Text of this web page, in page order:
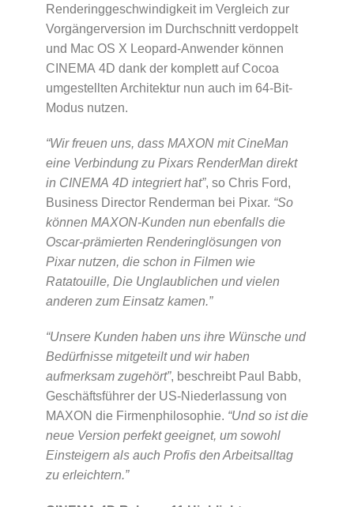
Renderinggeschwindigkeit im Vergleich zur
Vorgängerversion im Durchschnitt verdoppelt
und Mac OS X Leopard-Anwender können
CINEMA 4D dank der komplett auf Cocoa
umgestellten Architektur nun auch im 64-Bit-
Modus nutzen.
“Wir freuen uns, dass MAXON mit CineMan
eine Verbindung zu Pixars RenderMan direkt
in CINEMA 4D integriert hat”, so Chris Ford,
Business Director Renderman bei Pixar. “So
können MAXON-Kunden nun ebenfalls die
Oscar-prämierten Renderinglösungen von
Pixar nutzen, die schon in Filmen wie
Ratatouille, Die Unglaublichen und vielen
anderen zum Einsatz kamen.”
“Unsere Kunden haben uns ihre Wünsche und
Bedürfnisse mitgeteilt und wir haben
aufmerksam zugehört”, beschreibt Paul Babb,
Geschäftsführer der US-Niederlassung von
MAXON die Firmenphilosophie. “Und so ist die
neue Version perfekt geeignet, um sowohl
Einsteigern als auch Profis den Arbeitsalltag
zu erleichtern.”